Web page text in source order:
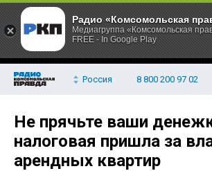
Россия 8 800 200 97 02
Не прячьте ваши
налоговая пришла за
арендных квартир
Радио «Комсомольская
Медиагруппа «Комсомольская
FREE - In Google Play